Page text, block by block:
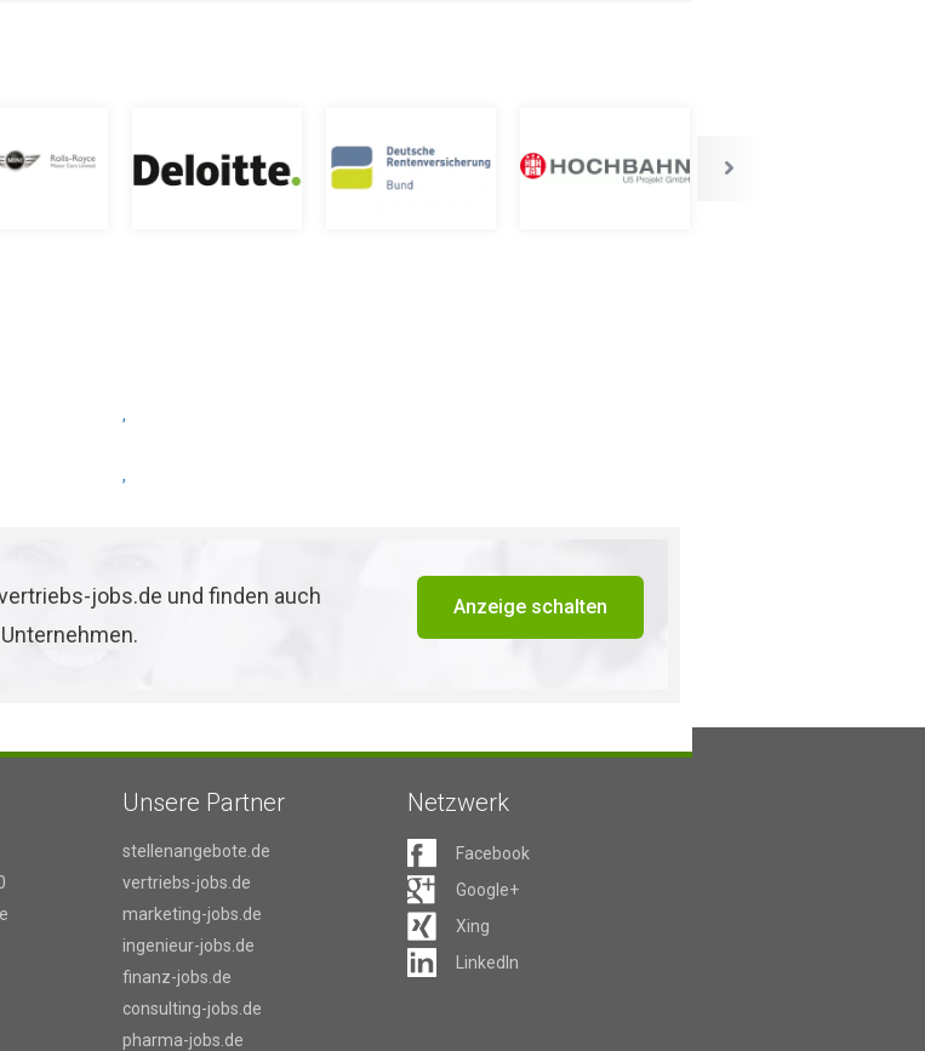
,
,
jobs.de und finden auch
Anzeige schalten
Unsere Partner
stellenangebote.de
vertriebs-jobs.de
marketing-jobs.de
ingenieur-jobs.de
finanz-jobs.de
consulting-jobs.de
pharma-jobs.de
Netzwerk
Facebook
Google+
Xing
LinkedIn